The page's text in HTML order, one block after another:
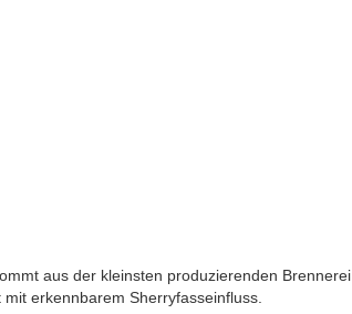
aus der kleinsten produzierenden Brennerei
erkennbarem Sherryfasseinfluss.